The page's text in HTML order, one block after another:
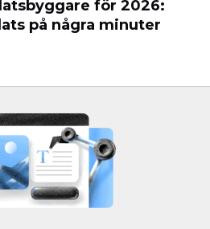
för 2026:
på några minuter